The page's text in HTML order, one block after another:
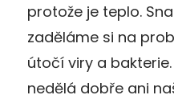
protože je teplo.
zaděláme si na
útočí viry a
nedělá dobře ani